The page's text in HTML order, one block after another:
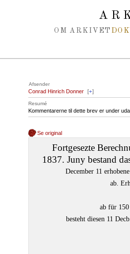
OM ARKIVET
Afsender
Conrad Hinrich Donner [+]
Resumé
Kommentarerne til dette brev er under
Se original
Fortgesezte
1837. Juny bestand
December 11
ab.
ab für
besteht diesen 11